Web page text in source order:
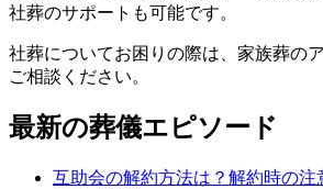
社葬のサポートも可能です。
社葬についてお困りの際は、家族葬の
ご相談ください。
最新の葬儀エピソード
互助会の解約方法は？解約時の注